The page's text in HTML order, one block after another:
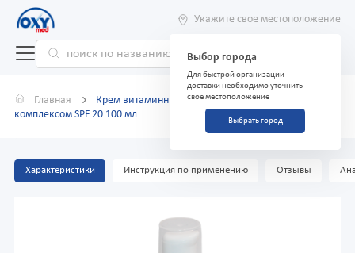
Укажите свое местоположение
Выбор города
Для быстрой организации
доставки необходимо уточнить
свое местоположение
Выбрать город
Главная
Крем витаминный "Aravia" с антиоксидантным
комплексом SPF 20 100 мл
Характеристики Инструкция по применению Отзывы